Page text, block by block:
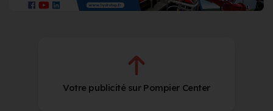
Votre publicité sur Pompier Center